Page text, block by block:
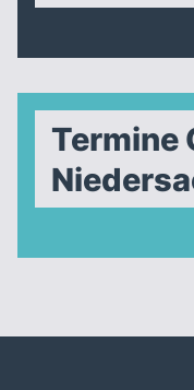
Termine